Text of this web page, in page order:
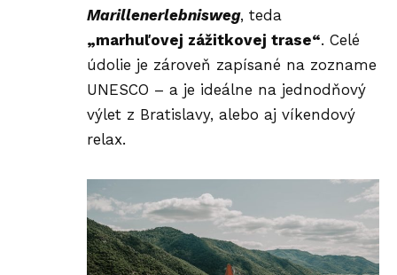
Marillenerlebnisweg, teda
„marhuľovej zážitkovej trase“. Celé
údolie je zároveň zapísané na zozname
UNESCO – a je ideálne na jednodňový
výlet z Bratislavy, alebo aj víkendový
relax.